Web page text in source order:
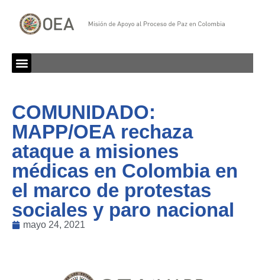
COMUNIDADO:
MAPP/OEA rechaza
ataque a misiones
médicas en Colombia en
el marco de protestas
sociales y paro nacional
mayo 24, 2021